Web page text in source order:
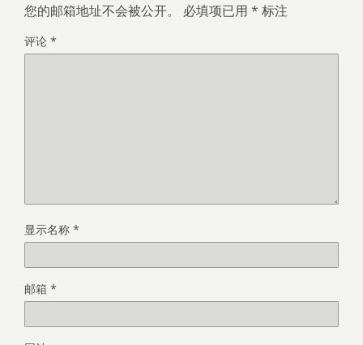
您的邮箱地址不会被公开。 必填项已用 * 标注
评论 *
显示名称 *
邮箱 *